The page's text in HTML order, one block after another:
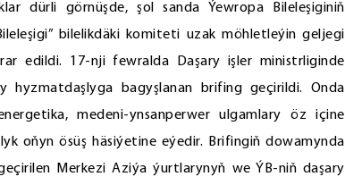
dürli görnüşde, şol sanda Ýewropa Bileleşiginiň
bilelikdäki komiteti uzak möhletleýin geljegi
edildi. 17-nji fewralda Daşary işler ministrliginde
hyzmatdaşlyga bagyşlanan brifing geçirildi. Onda
medeni-ynsanperwer ulgamlary öz içine
oňyn ösüş häsiýetine eýedir. Brifingiň dowamynda
Merkezi Aziýa ýurtlarynyň we ÝB-niň daşary